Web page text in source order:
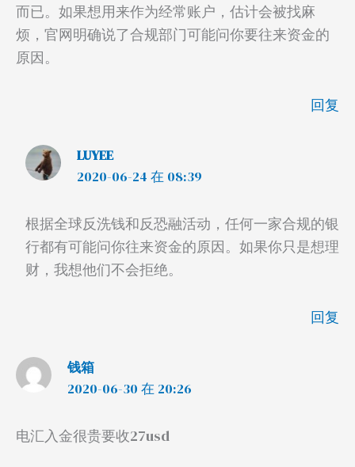
而已。如果想用来作为经常账户，估计会被找麻
烦，官网明确说了合规部门可能问你要往来资金的
原因。
回复
LUYEE
2020-06-24 在 08:39
根据全球反洗钱和反恐融活动，任何一家合规的银
行都有可能问你往来资金的原因。如果你只是想理
财，我想他们不会拒绝。
回复
钱箱
2020-06-30 在 20:26
电汇入金很贵要收27usd